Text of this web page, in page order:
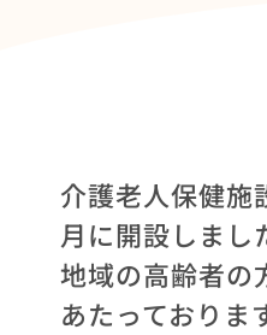
介護老人保健施
月に開設しまし
地域の高齢者の
あたっておりま